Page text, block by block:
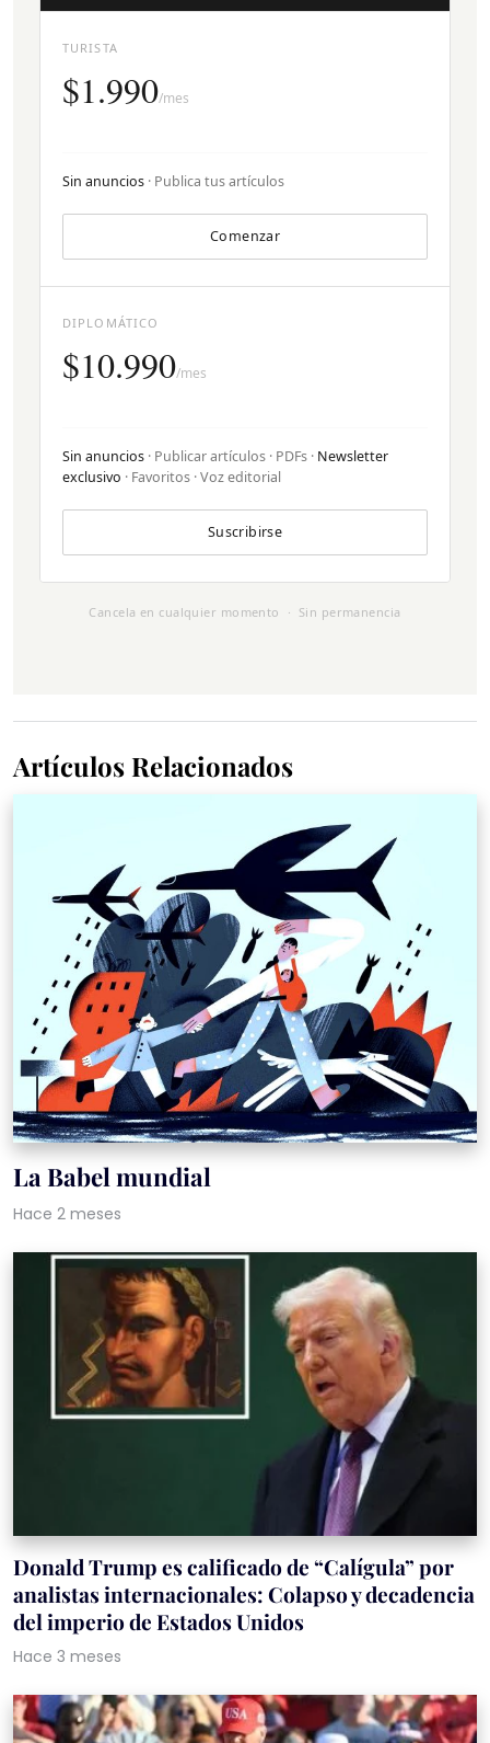
TURISTA
$1.990/mes
Sin anuncios · Publica tus artículos
Comenzar
DIPLOMÁTICO
$10.990/mes
Sin anuncios · Publicar artículos · PDFs · Newsletter
exclusivo · Favoritos · Voz editorial
Suscribirse
Cancela en cualquier momento · Sin permanencia
Artículos Relacionados
La Babel mundial
Hace 2 meses
Donald Trump es calificado de “Calígula” por
analistas internacionales: Colapso y decadencia
del imperio de Estados Unidos
Hace 3 meses